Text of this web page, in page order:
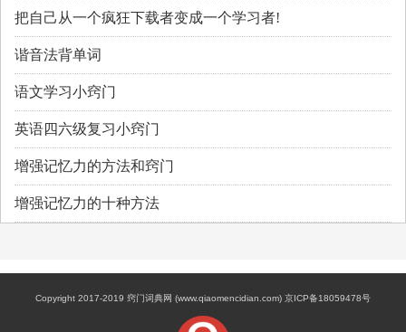
把自己从一个疯狂下载者变成一个学习者!
谐音法背单词
语文学习小窍门
英语四六级复习小窍门
增强记忆力的方法和窍门
增强记忆力的十种方法
Copyright 2017-2019 窍门词典网 (www.qiaomencidian.com) 京ICP备18059478号